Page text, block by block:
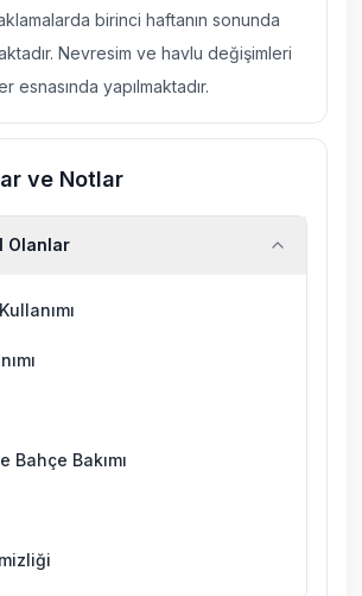
birinci haftanın sonunda
Nevresim ve havlu değişimleri
esnasında yapılmaktadır.
ve Notlar
Olanlar
Bahçe Bakımı